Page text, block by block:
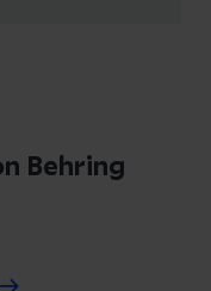
Behring